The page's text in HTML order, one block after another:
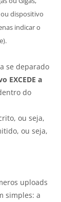
dispositivo
indicar o
se deparado
EXCEDE a
do
ou seja,
ou seja,
uploads
simples: a